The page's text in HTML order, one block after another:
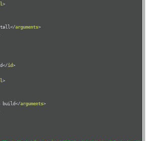
>
</arguments>
</id>
>
build</arguments>